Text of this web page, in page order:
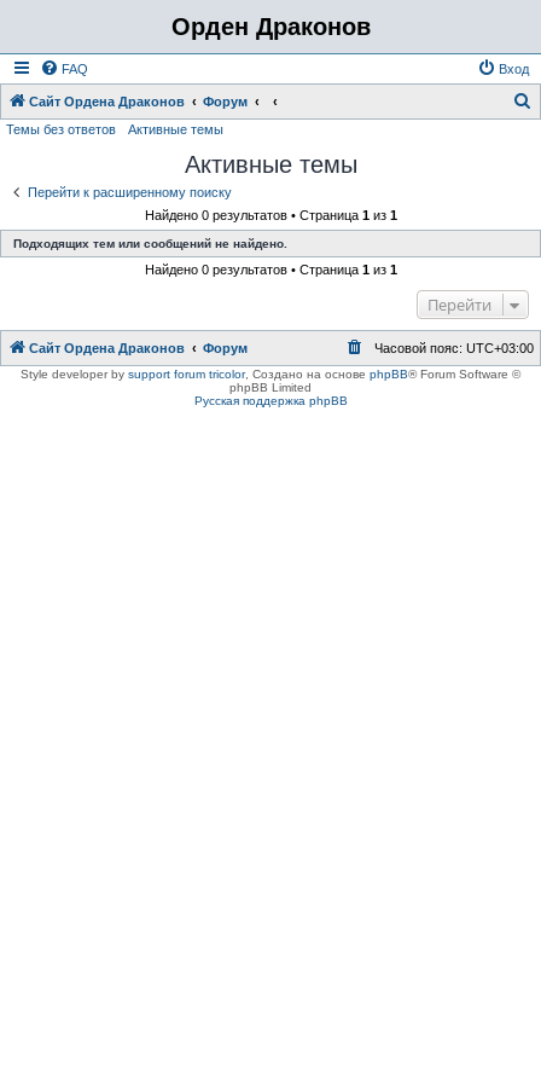
Орден Драконов
FAQ Вход
Сайт Ордена Драконов Форум
Темы без ответов Активные темы
Активные темы
Перейти к расширенному поиску
Найдено 0 результатов • Страница 1из 1
Подходящих тем или сообщений не найдено.
Найдено 0 результатов • Страница 1из 1
Перейти
Сайт Ордена Драконов Форум Часовой пояс: UTC+03:00
Style developer by support forum tricolor, Создано на основе phpBB® Forum Software ©
phpBB Limited
Русская поддержка phpBB